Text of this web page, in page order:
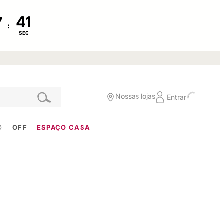
:
SEG
Nossas lojas Entrar
OFF ESPAÇO CASA